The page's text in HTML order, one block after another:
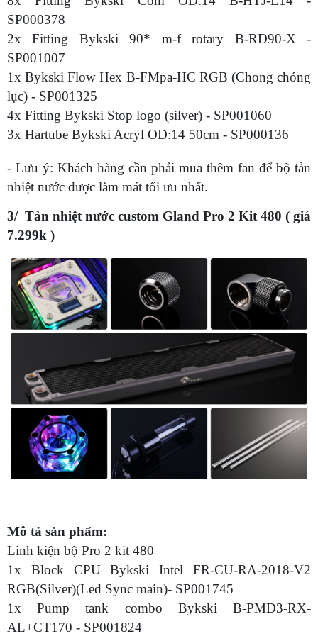
SP000378
2x Fitting Bykski 90* m-f rotary B-RD90-X -
SP001007
1x Bykski Flow Hex B-FMpa-HC RGB (Chong chóng
lục) - SP001325
4x Fitting Bykski Stop logo (silver) - SP001060
3x Hartube Bykski Acryl OD:14 50cm - SP000136
- Lưu ý: Khách hàng cần phải mua thêm fan để bộ tản
nhiệt nước được làm mát tối ưu nhất.
3/ Tản nhiệt nước custom Gland Pro 2 Kit 480 ( giá
7.299k )
Mô tả sản phẩm:
Linh kiện bộ Pro 2 kit 480
1x Block CPU Bykski Intel FR-CU-RA-2018-V2
RGB(Silver)(Led Sync main)- SP001745
1x Pump tank combo Bykski B-PMD3-RX-
AL+CT170 - SP001824